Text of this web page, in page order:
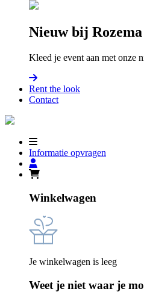
Nieuw bij Rozema
Kleed je event aan met onze
Rent the look
Contact
Informatie opvragen
Winkelwagen
Je winkelwagen is leeg
Weet je niet waar je